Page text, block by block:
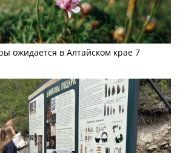
ожидается в Алтайском крае 7